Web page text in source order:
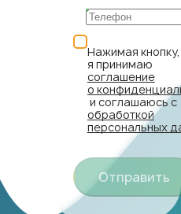
Нажимая кнопку,
я принимаю
соглашение
о
и соглашаюсь с
обработкой
персональных
Отправить